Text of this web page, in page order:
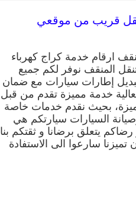
ارقام خدمة كراج كهرباء
المنقف نوفر لكم جميع
إطارات سيارات مع ضمان
خدمة مميزة تقدم من قبل
بحيث نقدم خدمات خاصة
السيارات سيارتكم هي
رضاكم يتعلق برضانا و ثقتكم بنا
سارعوا الى الاستفادة